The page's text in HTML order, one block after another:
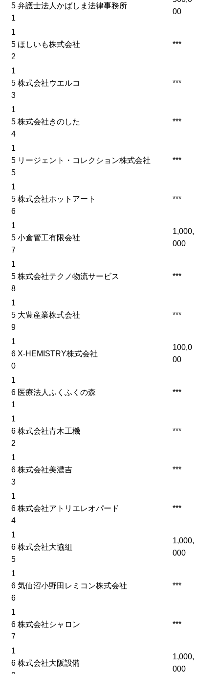
5
1
弁護士法人かばしま法律事務所
00
1
5
2
ほしいも株式会社 ***
1
5
3
株式会社ウエルコ ***
1
5
4
株式会社きのした ***
1
5
5
リージェント・コレクション株式会社 ***
1
5
6
株式会社ホットアート ***
1
5
7
小倉管工有限会社
1,000,
000
1
5
8
株式会社テクノ物流サービス ***
1
5
9
大豊産業株式会社 ***
1
6
0
X-HEMISTRY株式会社
100,0
00
1
6
1
医療法人ふくふくの森 ***
1
6
2
株式会社青木工機 ***
1
6
3
株式会社美濃吉 ***
1
6
4
株式会社アトリエレオパード ***
1
6
5
株式会社大協組
1,000,
000
1
6
6
気仙沼小野田レミコン株式会社 ***
1
6
7
株式会社シャロン ***
1
6 株式会社大阪設備
1,000,
000